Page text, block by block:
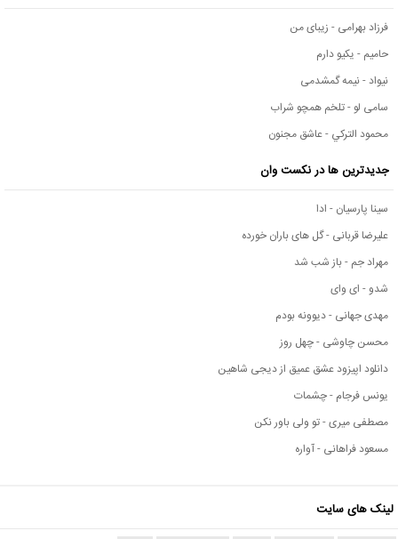
فرزاد بهرامی - زیبای من
حامیم - یکیو دارم
نیواد - نیمه گمشدمی
سامی لو - تلخم همچو شراب
محمود التركي - عاشق مجنون
جدیدترین ها در نکست وان
سینا پارسیان - ادا
علیرضا قربانی - گل های باران خورده
مهراد جم - باز شب شد
شدو - ای وای
مهدی جهانی - دیوونه بودم
محسن چاوشی - چهل روز
دانلود اپیزود عشق عمیق از دیجی شاهین
یونس فرجام - چشمات
مصطفی میری - تو ولی باور نکن
مسعود فراهانی - آواره
لینک های سایت